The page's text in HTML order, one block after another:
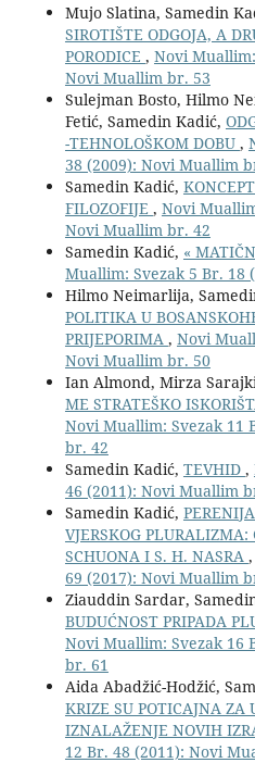
Mujo Slatina, Samedin
SIROTIŠTE ODGOJA, A
PORODICE , Novi
Novi Muallim br. 53
Sulejman Bosto, Hilmo
Fetić, Samedin Kadić,
-TEHNOLOŠKOM DOBU ,
38 (2009): Novi Muallim
Samedin Kadić,
FILOZOFIJE , Novi
Novi Muallim br. 42
Samedin Kadić, «
Muallim: Svezak 5 Br. 18
Hilmo Neimarlija,
POLITIKA U
PRIJEPORIMA , Novi
Novi Muallim br. 50
Ian Almond, Mirza
ME STRATEŠKO
Novi Muallim: Svezak 11
br. 42
Samedin Kadić, TEVHID ,
46 (2011): Novi Muallim
Samedin Kadić,
VJERSKOG PLURALIZMA:
SCHUONA I S. H. NASRA ,
69 (2017): Novi Muallim
Ziauddin Sardar,
BUDUĆNOST PRIPADA
Novi Muallim: Svezak 16
br. 61
Aida Abadžić-Hodžić,
KRIZE SU POTICAJNA ZA
IZNALAŽENJE NOVIH
12 Br. 48 (2011): Novi